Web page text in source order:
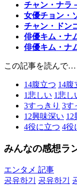
チャン・ナラ
女優チョン・
チャン・ドン
俳優キム・ナ
俳優キム・ナ
この記事を読んで…
14腹立つ 14腹
1悲しい 1悲し
3すっきり 3す
12興味深い 12
4役に立つ 4役
みんなの感想ラ
エンタメ 記事
공유하기
공유하기